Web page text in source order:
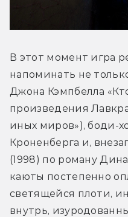
В этот момент игра
напоминать не
Джона Кэмпбелла
произведения
иных миров»), боди-
Кроненберга и,
(1998) по роману
каюты постепенно
светящейся плоти,
внутрь,